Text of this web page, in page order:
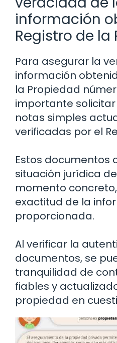
información
Registro de la
Para asegurar la
información
la Propiedad
importante
notas simples
verificadas por el
Estos documentos
situación jurídica
momento
exactitud de la
proporcionada.
Al verificar la
documentos, se
tranquilidad de
fiables y
propiedad en